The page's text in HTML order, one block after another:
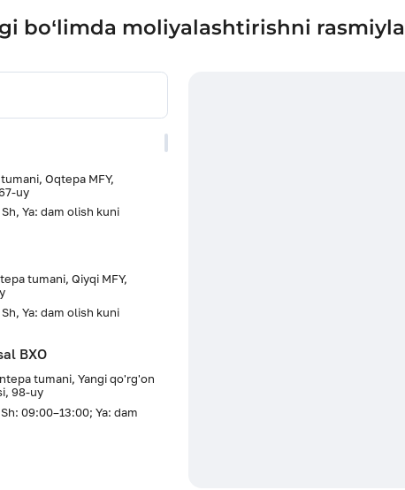
bo‘limda moliyalashtirishni
Oqtepa MFY,
uy
Ya: dam olish kuni
tumani, Qiyqi MFY,
Ya: dam olish kuni
BXO
tumani, Yangi qo'rg'on
98-uy
09:00–13:00; Ya: dam